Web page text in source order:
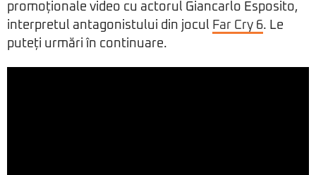
promoționale video cu actorul Giancarlo Esposito,
interpretul antagonistului din jocul Far Cry 6. Le
puteți urmări în continuare.